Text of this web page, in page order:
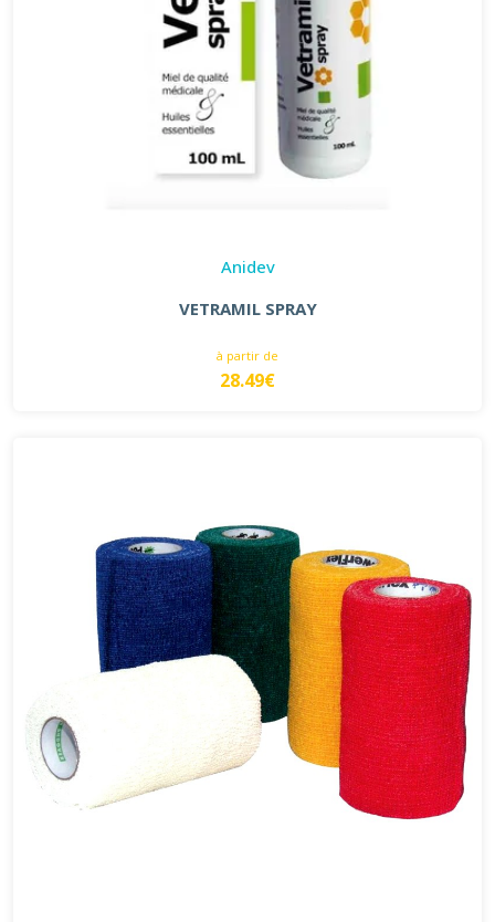
Anidev
VETRAMIL SPRAY
à partir de
28.49€